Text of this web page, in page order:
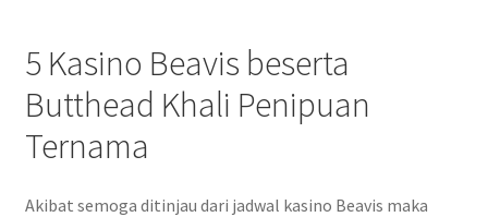
5 Kasino Beavis beserta
Butthead Khali Penipuan
Ternama
Akibat semoga ditinjau dari jadwal kasino Beavis maka